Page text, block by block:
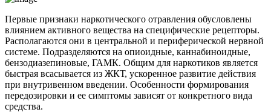
Первые признаки наркотического отравления обусловлены
влиянием активного вещества на специфические рецепторы.
Располагаются они в центральной и периферической нервной
системе. Подразделяются на опиоидные, каннабиноидные,
бензодиазепиновые, ГАМК. Общим для наркотиков является
быстрая всасывается из ЖКТ, ускоренное развитие действия
при внутривенном введении. Особенности формирования
передозировки и ее симптомы зависят от конкретного вида
средства.